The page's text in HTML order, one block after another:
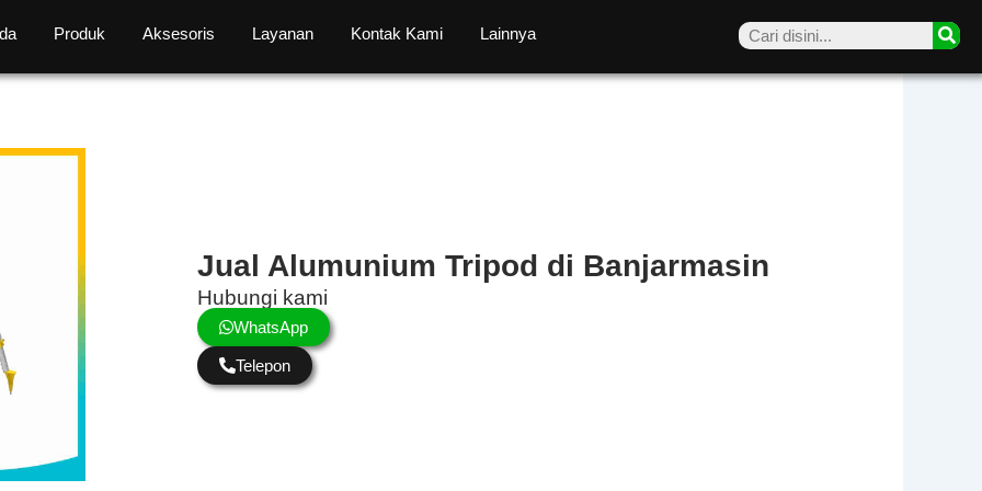
Produk Aksesoris Layanan Kontak Kami Lainnya
Jual Alumunium Tripod di Banjarmasin
Hubungi kami
WhatsApp
Telepon